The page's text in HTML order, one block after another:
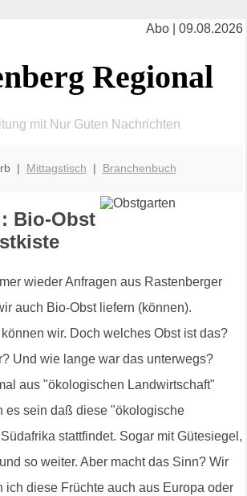
Abo | 09.08.2026
Regional
mit Nur Guten Nachrichten
| Mittagstisch | Branchenbuch
Bio-Obst
wieder Anfragen aus Rastenberger
auch Bio-Obst liefern (können).
wir. Doch welches Obst ist das?
Und wie lange war das unterwegs?
aus "ökologischen Landwirtschaft"
es sein daß diese "ökologische
stattfindet. Sogar mit Gütesiegel,
so weiter. Aber macht das Sinn? Wir
ich diese Früchte auch aus Europa oder